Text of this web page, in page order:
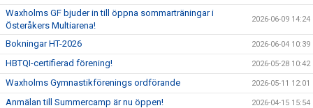
Waxholms GF bjuder in till öppna sommarträningar i
Österåkers Multiarena!
2026-06-09 14:24
Bokningar HT-2026 2026-06-04 10:39
HBTQI-certifierad förening! 2026-05-28 10:42
Waxholms Gymnastikförenings ordförande 2026-05-11 12:01
Anmälan till Summercamp är nu öppen! 2026-04-15 15:54